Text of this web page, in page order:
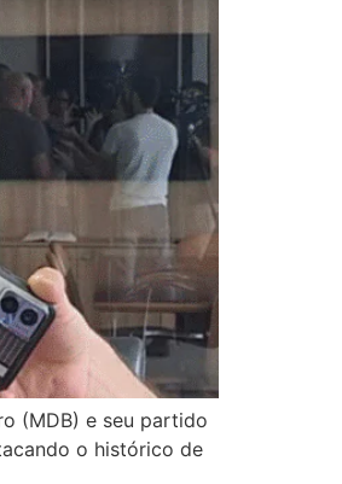
(MDB) e seu partido
o histórico de